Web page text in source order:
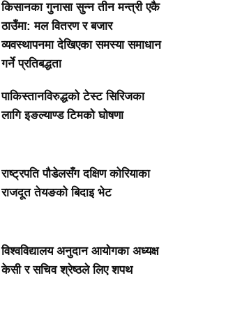
किसानका गुनासा सुन्न तीन मन्त्री एकै
ठाउँमा: मल वितरण र बजार
व्यवस्थापनमा देखिएका समस्या समाधान
गर्ने प्रतिबद्धता
पाकिस्तानविरुद्धको टेस्ट सिरिजका
लागि इङल्याण्ड टिमको घोषणा
राष्ट्रपति पौडेलसँग दक्षिण कोरियाका
राजदूत तेयङको बिदाइ भेट
विश्वविद्यालय अनुदान आयोगका अध्यक्ष
केसी र सचिव श्रेष्ठले लिए शपथ